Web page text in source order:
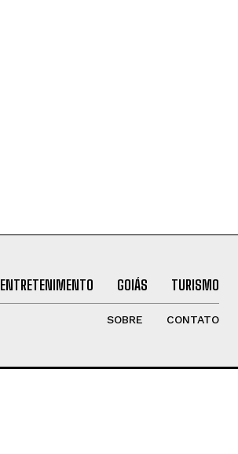
ENTRETENIMENTO GOIÁS TURISMO
SOBRE CONTATO